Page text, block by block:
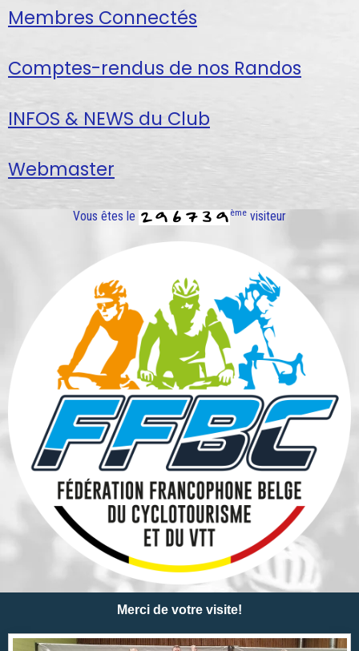
Membres Connectés
Comptes-rendus de nos Randos
INFOS & NEWS du Club
Webmaster
Vous êtes le ème visiteur
Merci de votre visite!